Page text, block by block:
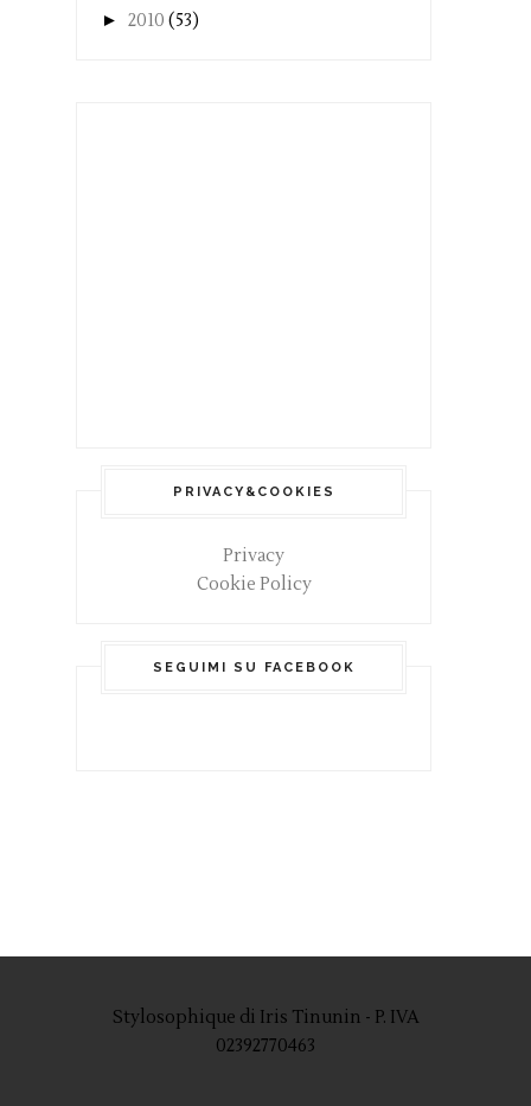
► 2010 (53)
PRIVACY&COOKIES
Privacy
Cookie Policy
SEGUIMI SU FACEBOOK
Stylosophique di Iris Tinunin - P. IVA
02392770463